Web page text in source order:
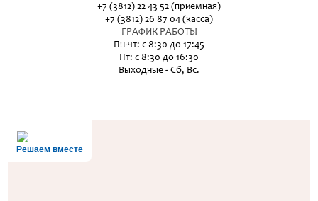
+7 (3812) 22 43 52 (приемная)
+7 (3812) 26 87 04 (касса)
ГРАФИК РАБОТЫ
Пн-чт: с 8:30 до 17:45
Пт: с 8:30 до 16:30
Выходные - Сб, Вс.
Решаем вместе